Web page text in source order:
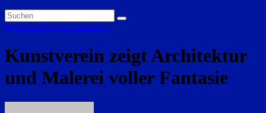
Landshut Region Landshut
Kunstverein zeigt Architektur
und Malerei voller Fantasie